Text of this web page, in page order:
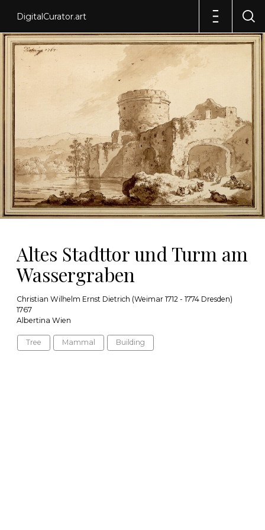
DigitalCurator.art
Altes Stadttor und Turm am
Wassergraben
Christian Wilhelm Ernst Dietrich (Weimar 1712 - 1774 Dresden)
1767
Albertina Wien
Tree Mammal Building